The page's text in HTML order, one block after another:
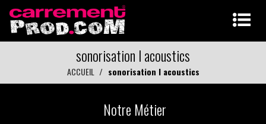
sonorisation l acoustics
ACCUEIL sonorisation l acoustics
Notre Métier